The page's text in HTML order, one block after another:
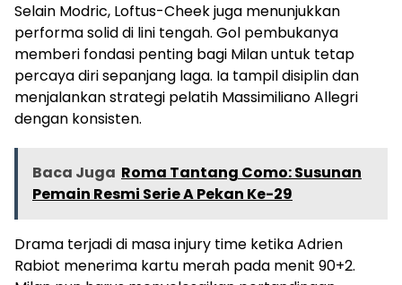
Selain Modric, Loftus-Cheek juga menunjukkan
performa solid di lini tengah. Gol pembukanya
memberi fondasi penting bagi Milan untuk tetap
percaya diri sepanjang laga. Ia tampil disiplin dan
menjalankan strategi pelatih Massimiliano Allegri
dengan konsisten.
Baca Juga Roma Tantang Como: Susunan
Pemain Resmi Serie A Pekan Ke-29
Drama terjadi di masa injury time ketika Adrien
Rabiot menerima kartu merah pada menit 90+2.